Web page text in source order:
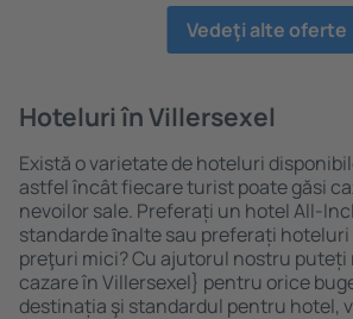
Vedeţi alte oferte
Hoteluri în Villersexel
Există o varietate de hoteluri
astfel încât fiecare turist poate găsi
nevoilor sale. Preferați un hotel All-
standarde ȋnalte sau preferați
preţuri mici? Cu ajutorul nostru puteți
cazare în Villersexel} pentru orice
destinația şi standardul pentru hotel,